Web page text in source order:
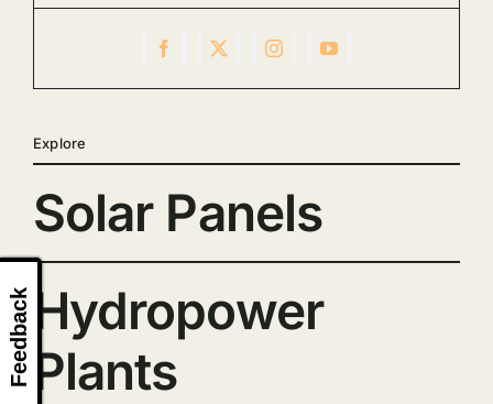
Explore
Solar Panels
Hydropower
Plants
Feedback